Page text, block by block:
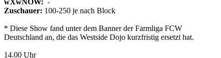
wXwNOW: -
Zuschauer: 100-250 je nach Block
* Diese Show fand unter dem Banner der Farmliga FCW
Deutschland an, die das Westside Dojo kurzfristig ersetzt hat.
14.00 Uhr